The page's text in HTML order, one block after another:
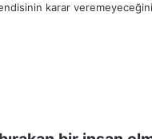
karar